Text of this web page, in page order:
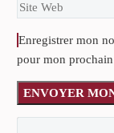
Enregistrer mon
pour mon
ENVOYER